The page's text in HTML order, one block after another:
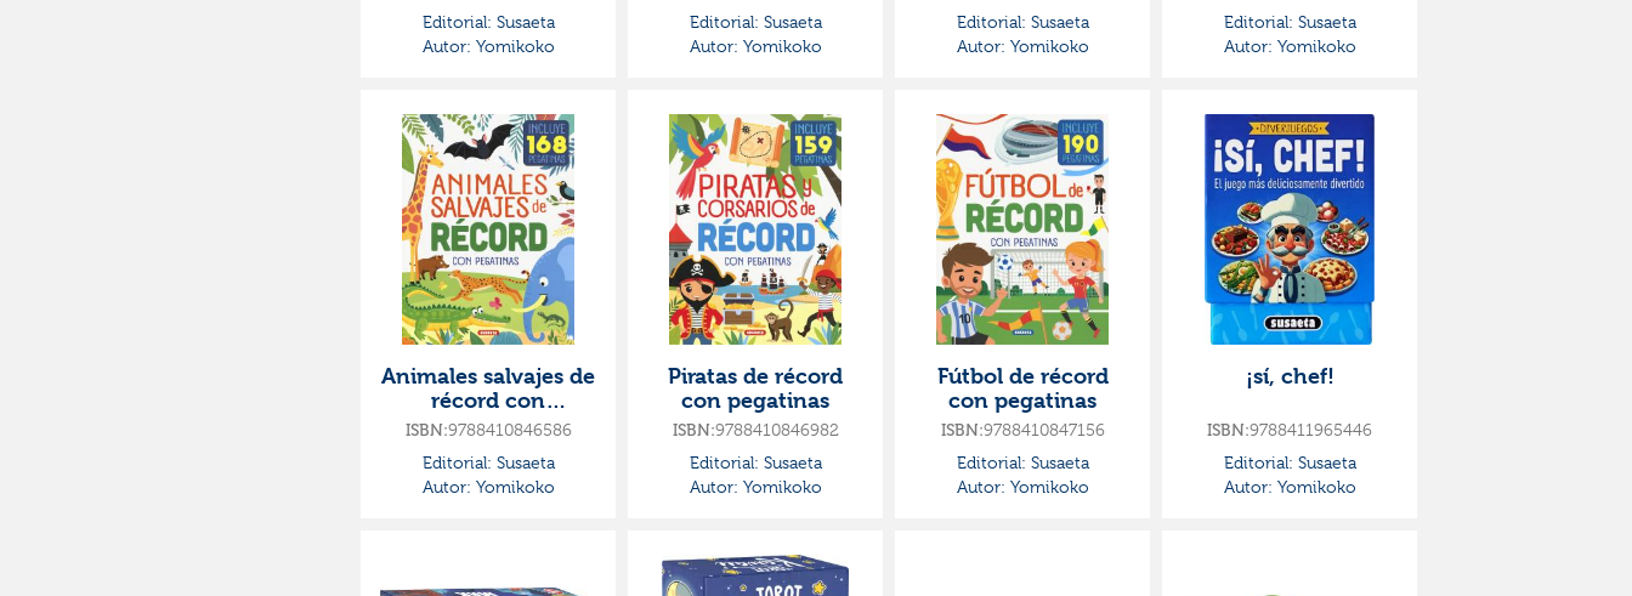
Editorial: Susaeta
Autor: Yomikoko
Editorial: Susaeta
Autor: Yomikoko
Editorial: Susaeta
Autor: Yomikoko
Editorial: Susaeta
Autor: Yomikoko
Animales salvajes de
récord con
pegatinas
ISBN:9788410846586
Editorial: Susaeta
Autor: Yomikoko
Piratas de récord
con pegatinas
ISBN:9788410846982
Editorial: Susaeta
Autor: Yomikoko
Fútbol de récord
con pegatinas
ISBN:9788410847156
Editorial: Susaeta
Autor: Yomikoko
¡sí, chef!
ISBN:9788411965446
Editorial: Susaeta
Autor: Yomikoko